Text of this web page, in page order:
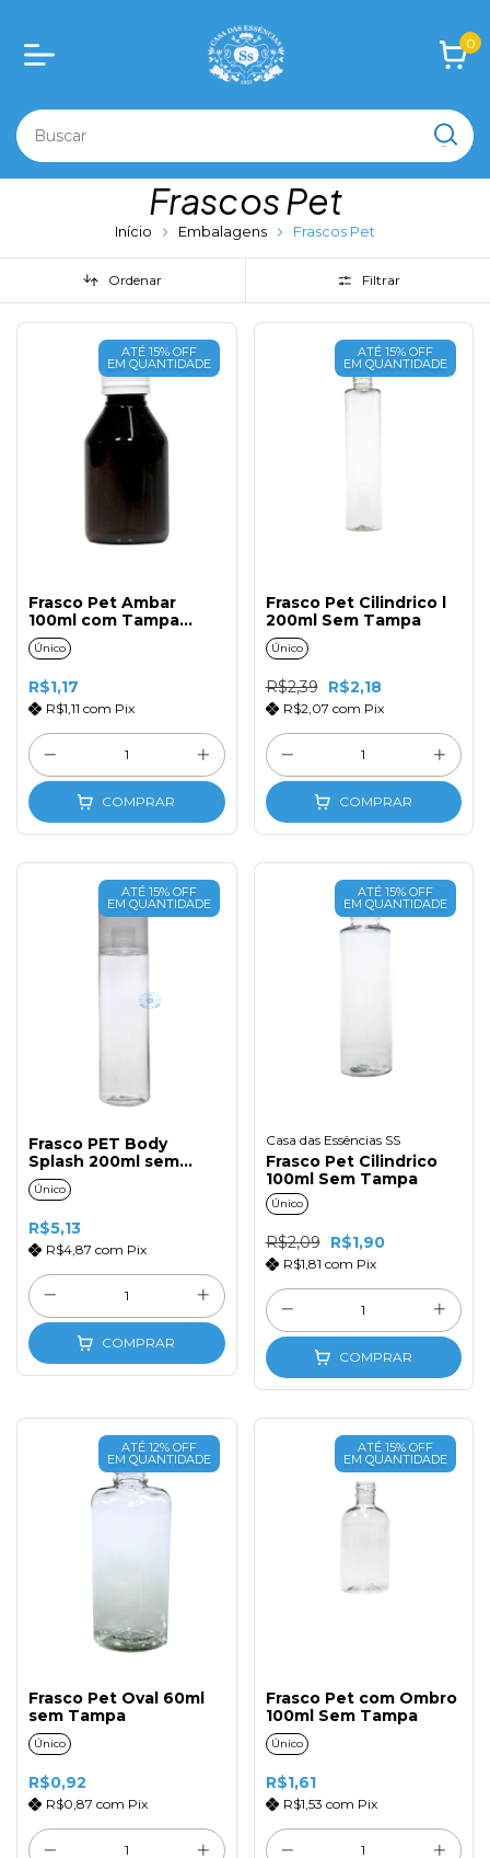
0
Frascos Pet
Início Embalagens Frascos Pet
Ordenar Filtrar
ATÉ 15% OFF
EM QUANTIDADE
Frasco Pet Ambar
100ml com Tampa
Lacre
Único
R$1,17
R$1,11 com Pix
COMPRAR
ATÉ 15% OFF
EM QUANTIDADE
Frasco Pet Cilindrico l
200ml Sem Tampa
Único
R$2,39 R$2,18
R$2,07 com Pix
COMPRAR
ATÉ 15% OFF
EM QUANTIDADE
Frasco PET Body
Splash 200ml sem
Válvula
Único
R$5,13
R$4,87 com Pix
COMPRAR
ATÉ 15% OFF
EM QUANTIDADE
Casa das Essências SS
Frasco Pet Cilindrico
100ml Sem Tampa
Único
R$2,09 R$1,90
R$1,81 com Pix
COMPRAR
ATÉ 12% OFF
EM QUANTIDADE
Frasco Pet Oval 60ml
sem Tampa
Único
R$0,92
R$0,87 com Pix
ATÉ 15% OFF
EM QUANTIDADE
Frasco Pet com Ombro
100ml Sem Tampa
Único
R$1,61
R$1,53 com Pix